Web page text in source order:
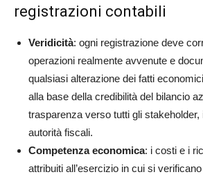
registrazioni contabili
Veridicità: ogni registrazione deve
operazioni realmente avvenute e
qualsiasi alterazione dei fatti
alla base della credibilità del bilancio
trasparenza verso tutti gli
autorità fiscali.
Competenza economica: i costi e i
attribuiti all’esercizio in cui si